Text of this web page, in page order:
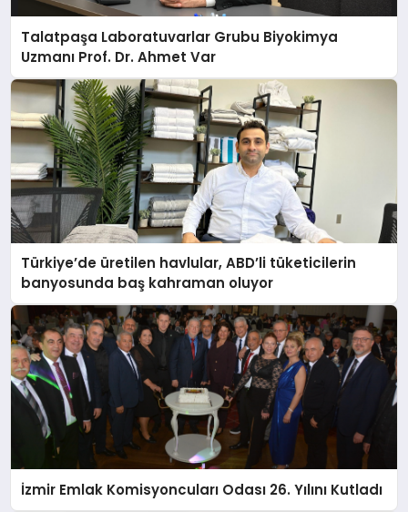
Talatpaşa Laboratuvarlar Grubu Biyokimya
Uzmanı Prof. Dr. Ahmet Var
Türkiye’de üretilen havlular, ABD’li tüketicilerin
banyosunda baş kahraman oluyor
İzmir Emlak Komisyoncuları Odası 26. Yılını Kutladı